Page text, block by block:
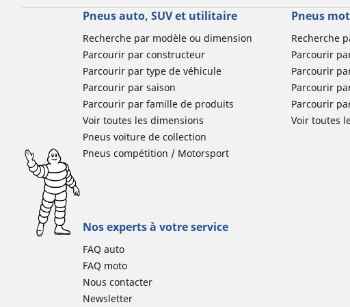
Pneus auto, SUV et utilitaire
Recherche par modèle ou dimension
Parcourir par constructeur
Parcourir par type de véhicule
Parcourir par saison
Parcourir par famille de produits
Voir toutes les dimensions
Pneus voiture de collection
Pneus compétition / Motorsport
Pneus
Recherche
Parcourir
Parcourir
Parcourir
Parcourir
Voir toutes
Nos experts à votre service
FAQ auto
FAQ moto
Nous contacter
Newsletter